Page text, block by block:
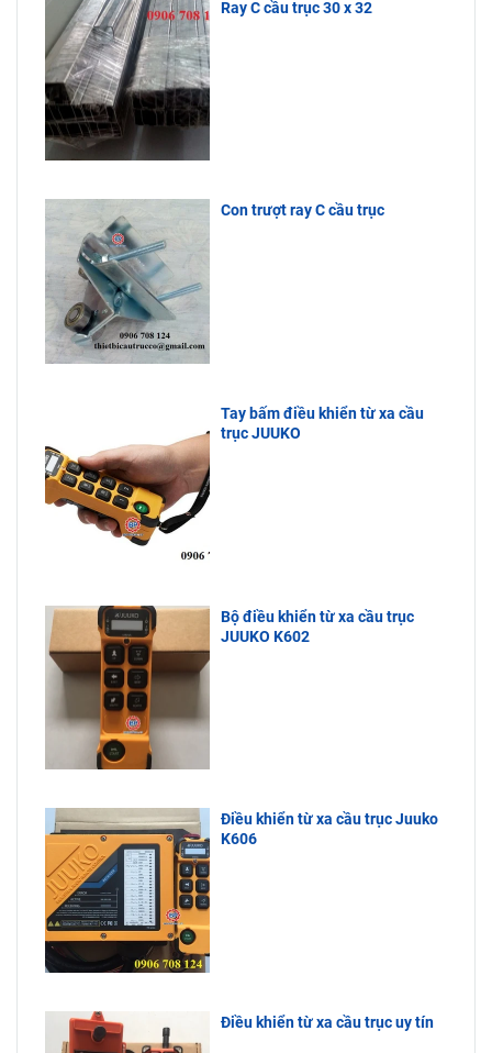
Ray C cầu trục 30 x 32
Con trượt ray C cầu trục
Tay bấm điều khiển từ xa cầu
trục JUUKO
Bộ điều khiển từ xa cầu trục
JUUKO K602
Điều khiển từ xa cầu trục Juuko
K606
Điều khiển từ xa cầu trục uy tín